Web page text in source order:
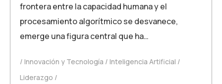
frontera entre la capacidad humana y el
procesamiento algorítmico se desvanece,
emerge una figura central que ha…
Innovación y Tecnología
Inteligencia Artificial
Liderazgo